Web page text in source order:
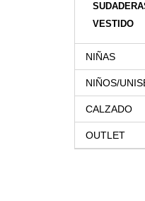
VESTIDO
NIÑAS
NIÑOS/
CALZADO
OUTLET